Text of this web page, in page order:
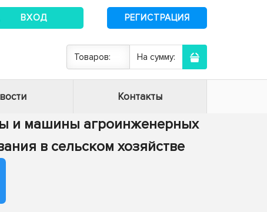
ВХОД РЕГИСТРАЦИЯ
Товаров: На сумму:
Контакты
и машины агроинженерных
в сельском хозяйстве